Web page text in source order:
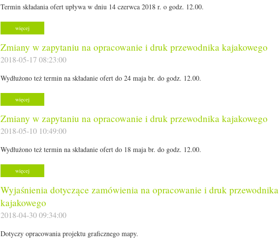
Termin składania ofert upływa w dniu 14 czerwca 2018 r. o godz. 12.00.
więcej
Zmiany w zapytaniu na opracowanie i druk przewodnika kajakowego
2018-05-17 08:23:00
Wydłużono też termin na składanie ofert do 24 maja br. do godz. 12.00.
więcej
Zmiany w zapytaniu na opracowanie i druk przewodnika kajakowego
2018-05-10 10:49:00
Wydłużono też termin na składanie ofert do 18 maja br. do godz. 12.00.
więcej
Wyjaśnienia dotyczące zamówienia na opracowanie i druk przewodnika
kajakowego
2018-04-30 09:34:00
Dotyczy opracowania projektu graficznego mapy.